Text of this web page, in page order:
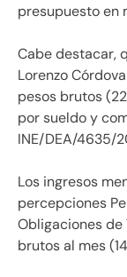
presupuesto en
Cabe destacar,
Lorenzo
pesos brutos
por sueldo y
INE/DEA/4635/
Los ingresos
percepciones
Obligaciones de
brutos al mes